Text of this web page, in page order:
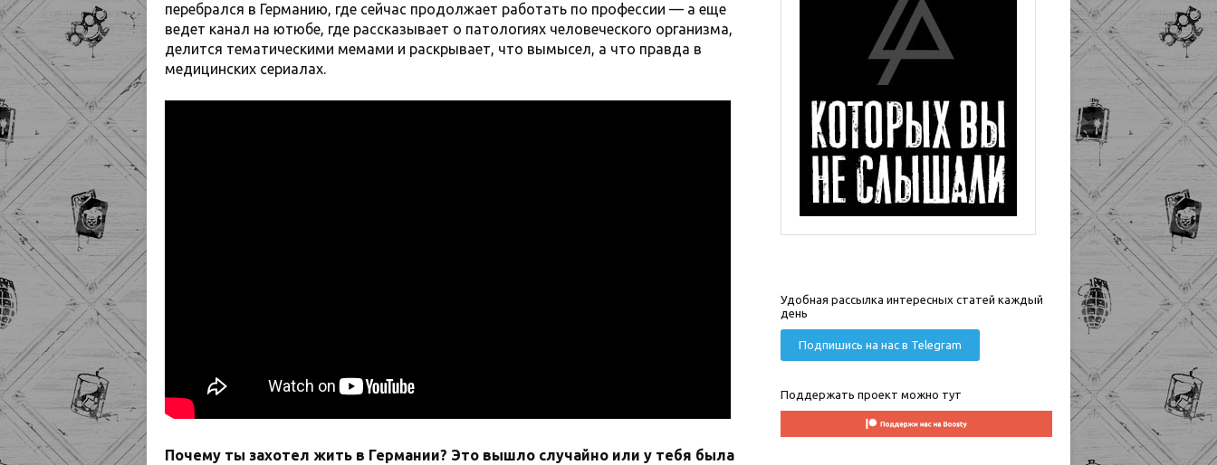
перебрался в Германию, где сейчас продолжает работать по профессии — а еще
ведет канал на ютюбе, где рассказывает о патологиях человеческого организма,
делится тематическими мемами и раскрывает, что вымысел, а что правда в
медицинских сериалах.
Почему ты захотел жить в Германии? Это вышло случайно или у тебя была
Удобная рассылка интересных статей каждый
день
Подпишись на нас в Telegram
Поддержать проект можно тут